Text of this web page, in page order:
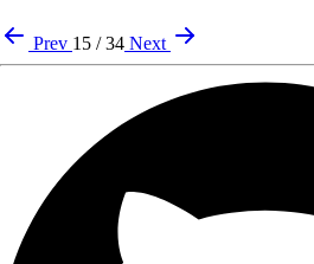
Prev 15 / 34 Next